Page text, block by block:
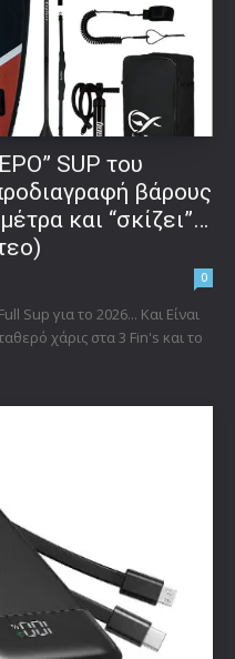
SUP του
βάρους
και “σκίζει”…
0
Sup για το 2026... Και Είναι
χάρις στα 3 Fin's και το